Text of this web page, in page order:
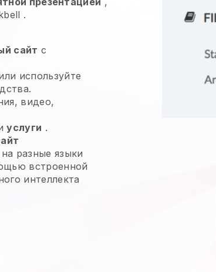
.
сайт с
используйте
видео,
услуги .
разные языки
встроенной
интеллекта